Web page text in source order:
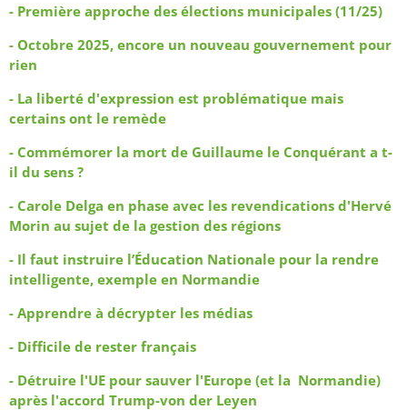
- Première approche des élections municipales (11/25)
- Octobre 2025, encore un nouveau gouvernement pour
rien
- La liberté d'expression est problématique mais
certains ont le remède
- Commémorer la mort de Guillaume le Conquérant a t-
il du sens ?
- Carole Delga en phase avec les revendications d'Hervé
Morin au sujet de la gestion des régions
- Il faut instruire l’Éducation Nationale pour la rendre
intelligente, exemple en Normandie
- Apprendre à décrypter les médias
- Difficile de rester français
- Détruire l'UE pour sauver l'Europe (et la Normandie)
après l'accord Trump-von der Leyen